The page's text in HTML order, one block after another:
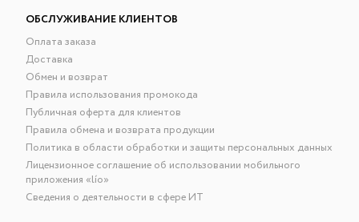
ОБСЛУЖИВАНИЕ КЛИЕНТОВ
Оплата заказа
Доставка
Обмен и возврат
Правила использования промокода
Публичная оферта для клиентов
Правила обмена и возврата продукции
Политика в области обработки и защиты персональных данных
Лицензионное соглашение об использовании мобильного
приложения «lío»
Сведения о деятельности в сфере ИТ